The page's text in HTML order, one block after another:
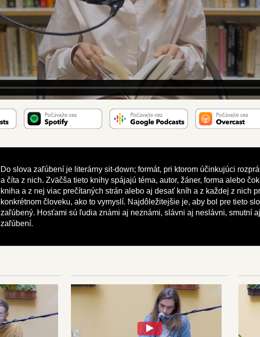
Do slova zaľúbení je literárny sit-down; formát, pri ktorom účinkujúci
a číta z nich. Zväčša tieto knihy spájajú téma, autor, žáner, forma alebo
kniha a z nej viac prečítaných strán alebo aj desať kníh a z každej z nich
konkrétnom človeku, ako to vymyslí. Najdôležitejšie je, aby bol pre tieto
zaľúbený. Hosťami sú ľudia známi aj neznámi, slávni aj neslávni, smutní
zaľúbení.